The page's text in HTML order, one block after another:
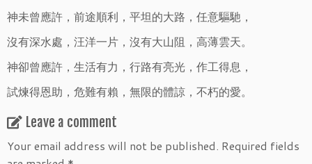
神未曾應許，前途順利，平坦的大路，任意驅馳，
沒有深水處，汪洋一片，沒有大山阻，高薄雲天。
神卻曾應許，生活有力，行路有亮光，作工得息，
試煉得恩助，危難有賴，無限的體諒，不朽的愛。
Leave a comment
Your email address will not be published. Required fields